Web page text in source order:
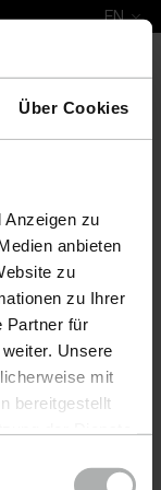
Über Cookies
Anzeigen zu
anbieten
zu
zu Ihrer
Partner für
Unsere
mit
bereitgestellt
EN